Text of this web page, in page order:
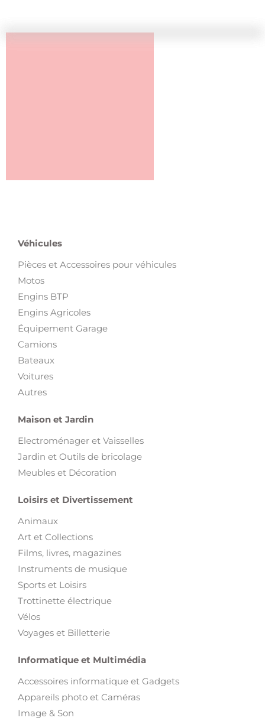
Véhicules
Pièces et Accessoires pour véhicules
Motos
Engins BTP
Engins Agricoles
Équipement Garage
Camions
Bateaux
Voitures
Autres
Maison et Jardin
Electroménager et Vaisselles
Jardin et Outils de bricolage
Meubles et Décoration
Loisirs et Divertissement
Animaux
Art et Collections
Films, livres, magazines
Instruments de musique
Sports et Loisirs
Trottinette électrique
Vélos
Voyages et Billetterie
Informatique et Multimédia
Accessoires informatique et Gadgets
Appareils photo et Caméras
Image & Son